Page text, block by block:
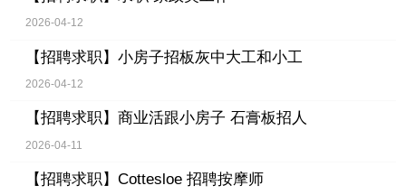
2026-04-12
【招聘求职】 小房子招板灰中大工和小工
2026-04-12
【招聘求职】 商业活跟小房子 石膏板招人
2026-04-11
【招聘求职】 Cottesloe 招聘按摩师